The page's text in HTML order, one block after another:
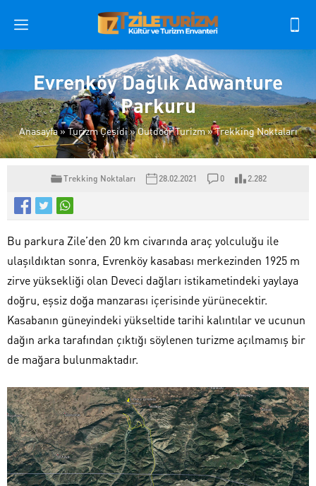
Evrenköy Dağlık Adwanture
Parkuru
Anasayfa»Turizm Çeşidi»Outdoor Turizm»Trekking Noktaları
Trekking Noktaları 28.02.2021 0 2.282
Bu parkura Zile’den 20 km civarında araç yolculuğu ile
ulaşıldıktan sonra, Evrenköy kasabası merkezinden 1925 m
zirve yüksekliği olan Deveci dağları istikametindeki yaylaya
doğru, eşsiz doğa manzarası içerisinde yürünecektir.
Kasabanın güneyindeki yükseltide tarihi kalıntılar ve ucunun
dağın arka tarafından çıktığı söylenen turizme açılmamış bir
de mağara bulunmaktadır.